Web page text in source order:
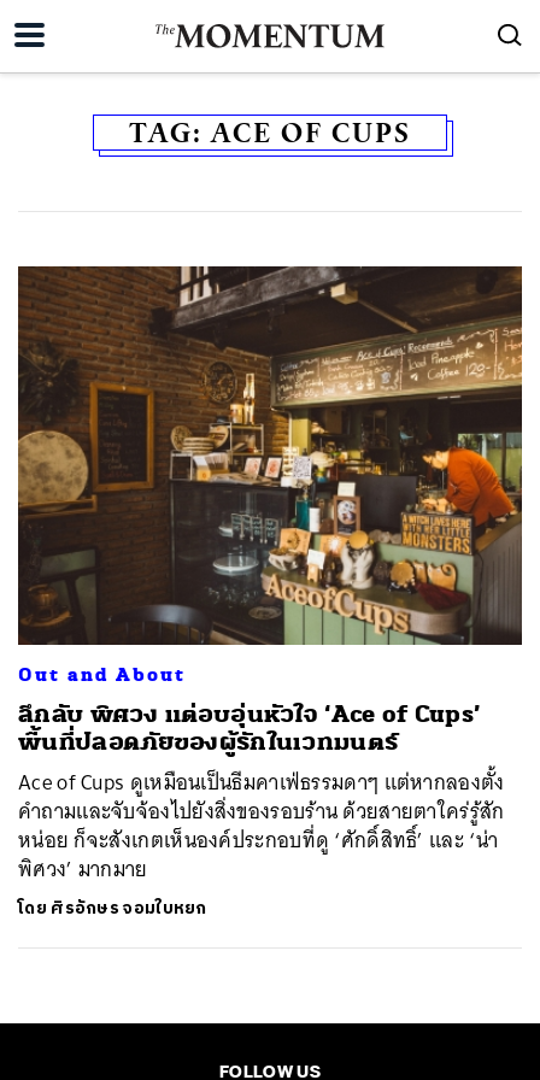
TAG:ACE OF CUPS
Out and About
ลึกลับ พิศวง แต่อบอุ่นหัวใจ ‘Ace of Cups’
พื้นที่ปลอดภัยของผู้รักในเวทมนตร์
Ace of Cups ดูเหมือนเป็นธีมคาเฟ่ธรรมดาๆ แต่หากลองตั้ง
คำถามและจับจ้องไปยังสิ่งของรอบร้าน ด้วยสายตาใคร่รู้สัก
หน่อย ก็จะสังเกตเห็นองค์ประกอบที่ดู ‘ศักดิ์สิทธิ์’ และ ‘น่า
พิศวง’ มากมาย
โดย ศิรอักษร จอมใบหยก
FOLLOW US
ค้นหา
TWEET EMAIL